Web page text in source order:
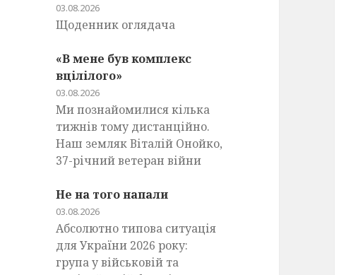
03.08.2026
Щоденник оглядача
«В мене був комплекс
вцілілого»
03.08.2026
Ми познайомилися кілька
тижнів тому дистанційно.
Наш земляк Віталій Онойко,
37-річний ветеран війни
Не на того напали
03.08.2026
Абсолютно типова ситуація
для України 2026 року:
група у військовій та